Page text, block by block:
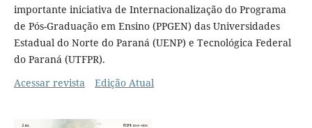
importante iniciativa de Internacionalização do Programa
de Pós-Graduação em Ensino (PPGEN) das Universidades
Estadual do Norte do Paraná (UENP) e Tecnológica Federal
do Paraná (UTFPR).
Acessar revista
Edição Atual